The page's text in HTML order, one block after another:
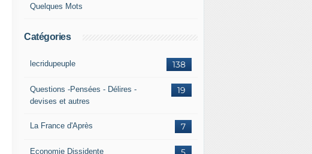
Quelques Mots
Catégories
138
lecridupeuple
19
Questions -Pensées - Délires -
devises et autres
7
La France d'Après
Economie Dissidente